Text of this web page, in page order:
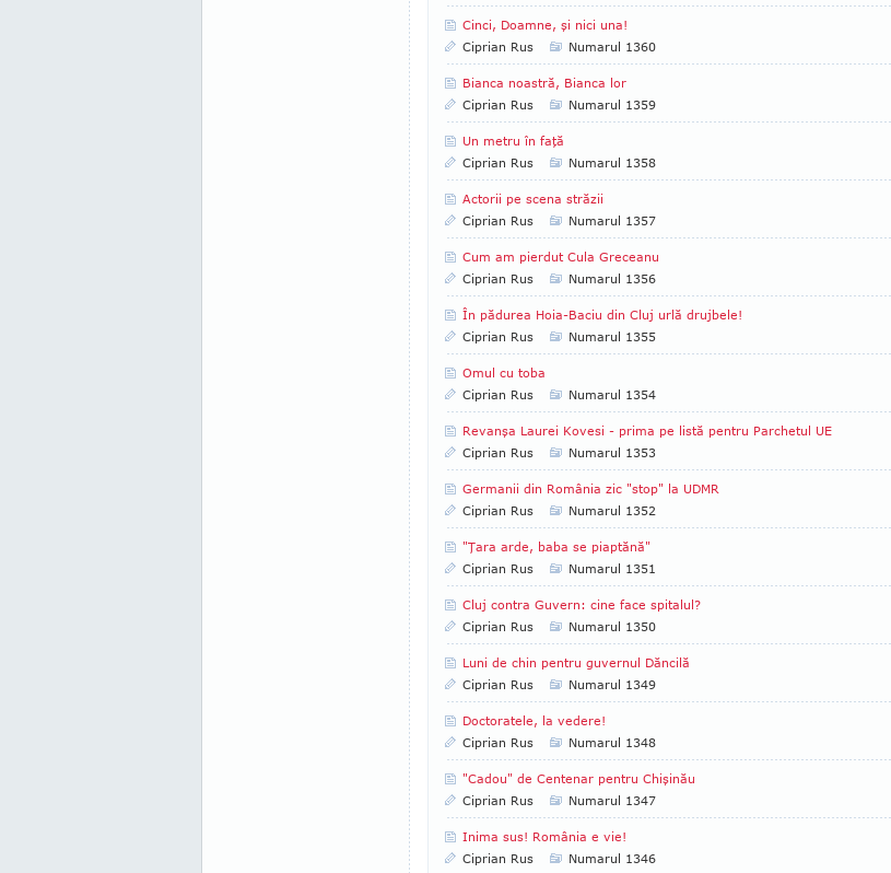
Cinci, Doamne, şi nici una!
Ciprian Rus
Numarul 1360
Bianca noastră, Bianca lor
Ciprian Rus
Numarul 1359
Un metru în faţă
Ciprian Rus
Numarul 1358
Actorii pe scena străzii
Ciprian Rus
Numarul 1357
Cum am pierdut Cula Greceanu
Ciprian Rus
Numarul 1356
În pădurea Hoia-Baciu din Cluj urlă drujbele!
Ciprian Rus
Numarul 1355
Omul cu toba
Ciprian Rus
Numarul 1354
Revanşa Laurei Kovesi - prima pe listă pentru Parchetul UE
Ciprian Rus
Numarul 1353
Germanii din România zic "stop" la UDMR
Ciprian Rus
Numarul 1352
"Ţara arde, baba se piaptănă"
Ciprian Rus
Numarul 1351
Cluj contra Guvern: cine face spitalul?
Ciprian Rus
Numarul 1350
Luni de chin pentru guvernul Dăncilă
Ciprian Rus
Numarul 1349
Doctoratele, la vedere!
Ciprian Rus
Numarul 1348
"Cadou" de Centenar pentru Chişinău
Ciprian Rus
Numarul 1347
Inima sus! România e vie!
Ciprian Rus
Numarul 1346